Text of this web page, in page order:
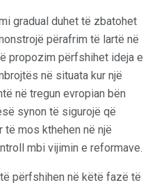
gradual duhet të zbatohet
përafrim të lartë në
propozim përfshihet ideja e
në situata kur një
në tregun evropian bën
synon të sigurojë që
të mos kthehen në një
mbi vijimin e reformave.
përfshihen në këtë fazë të